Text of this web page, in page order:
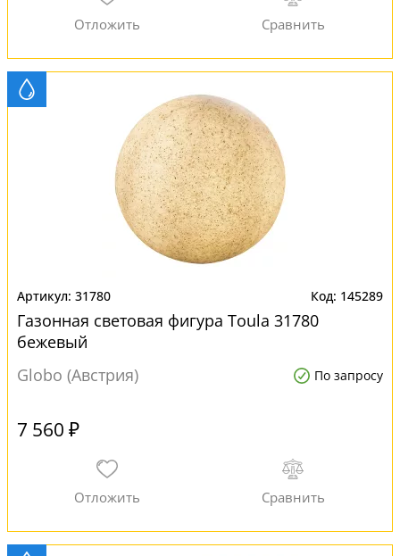
31780 145289
Газонная световая фигура Toula 31780
бежевый
Globo (Австрия)
По запросу
7 560 ₽